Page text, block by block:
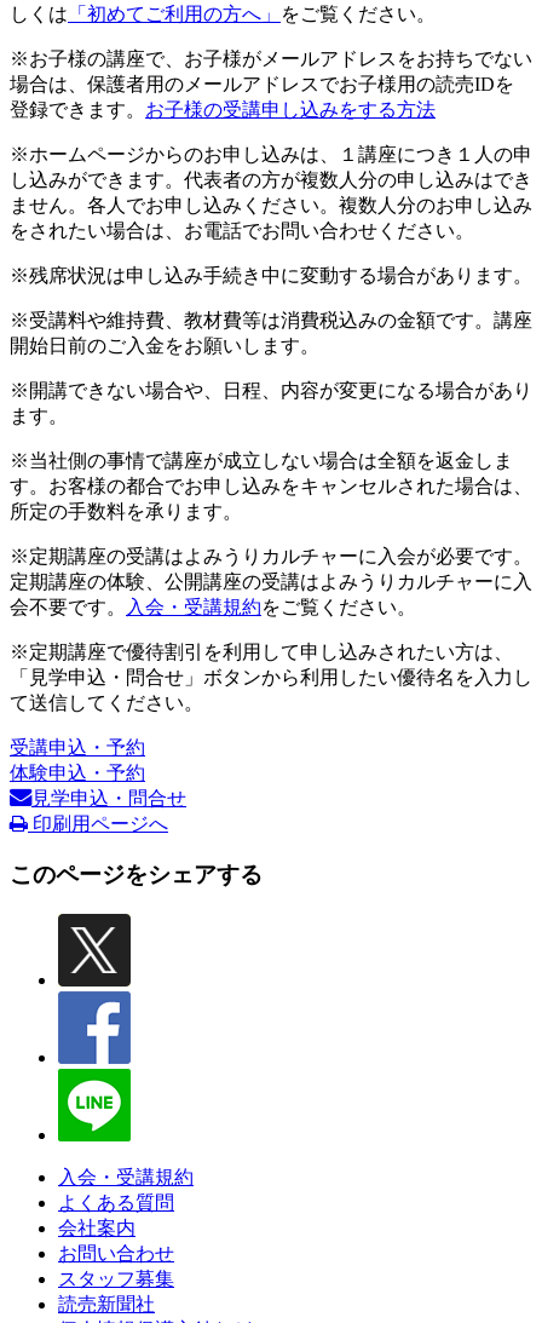
しくは 「初めてご利用の方へ」 をご覧ください。
※お子様の講座で、お子様がメールアドレスをお持ちでない
場合は、保護者用のメールアドレスでお子様用の読売IDを
登録できます。 お子様の受講申し込みをする方法
※ホームページからのお申し込みは、１講座につき１人の申
し込みができます。代表者の方が複数人分の申し込みはでき
ません。各人でお申し込みください。複数人分のお申し込み
をされたい場合は、お電話でお問い合わせください。
※残席状況は申し込み手続き中に変動する場合があります。
※受講料や維持費、教材費等は消費税込みの金額です。講座
開始日前のご入金をお願いします。
※開講できない場合や、日程、内容が変更になる場合があり
ます。
※当社側の事情で講座が成立しない場合は全額を返金しま
す。お客様の都合でお申し込みをキャンセルされた場合は、
所定の手数料を承ります。
※定期講座の受講はよみうりカルチャーに入会が必要です。
定期講座の体験、公開講座の受講はよみうりカルチャーに入
会不要です。
入会・受講規約をご覧ください。
※定期講座で優待割引を利用して申し込みされたい方は、
「見学申込・問合せ」ボタンから利用したい優待名を入力し
て送信してください。
受講申込・予約
体験申込・予約
見学申込・問合せ
印刷用ページへ
このページをシェアする
入会・受講規約
よくある質問
会社案内
お問い合わせ
スタッフ募集
読売新聞社